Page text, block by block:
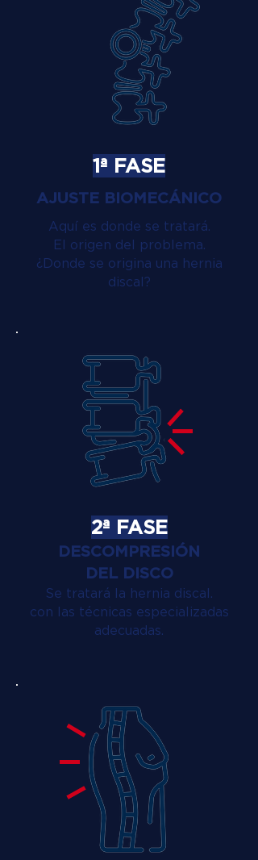
1ª FASE
AJUSTE BIOMECÁNICO
Aquí es donde se tratará.
El origen del problema.
¿Donde se origina una hernia
discal?
2ª FASE
DESCOMPRESIÓN
DEL DISCO
Se tratará la hernia discal.
con las técnicas especializadas
adecuadas.